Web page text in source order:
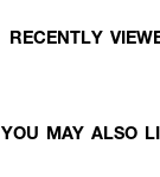
RECENTLY
YOU MAY ALSO